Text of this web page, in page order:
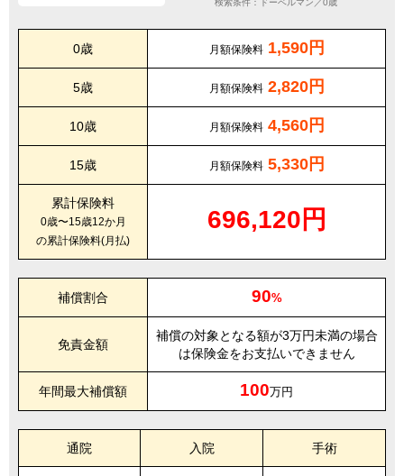
検索条件：ドーベルマン／0歳
0歳 月額保険料 1,590円
5歳 月額保険料 2,820円
10歳 月額保険料 4,560円
15歳 月額保険料 5,330円
累計保険料
0歳〜15歳12か月
の累計保険料(月払)
696,120円
補償割合 90%
免責金額
補償の対象となる額が3万円未満の場合
は保険金をお支払いできません
年間最大補償額 100万円
通院 入院 手術